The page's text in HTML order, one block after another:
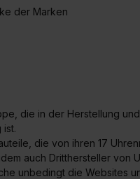
der Marken
die in der Herstellung
ist.
die von ihren 17
auch Dritthersteller von
unbedingt die Websites